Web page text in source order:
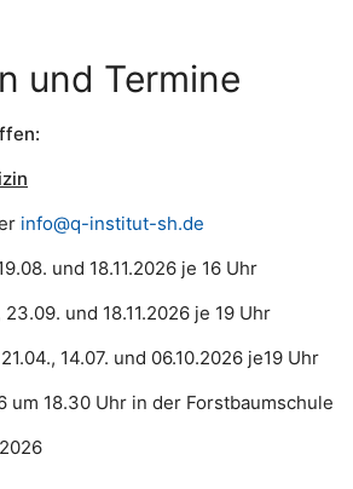
und Termine
info@q-institut-sh.de
und 18.11.2026 je 16 Uhr
und 18.11.2026 je 19 Uhr
14.07. und 06.10.2026 je19 Uhr
um 18.30 Uhr in der Forstbaumschule